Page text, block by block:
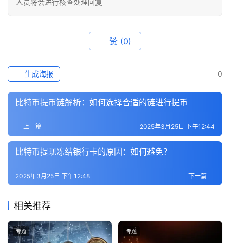
人员将会进行核查处理回复
赞 (0)
0
生成海报
比特币提币链解析：如何选择合适的链进行提币
上一篇 2025年3月25日 下午12:44
比特币提现冻结银行卡的原因：如何避免？
下一篇
2025年3月25日 下午12:48
相关推荐
专题 专题